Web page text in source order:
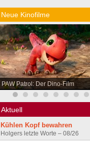
Neue Kinofilme
PAW Patrol: Der Dino-Film
Aktuell
Kühlen Kopf bewahren
Holgers letzte Worte – 08/26